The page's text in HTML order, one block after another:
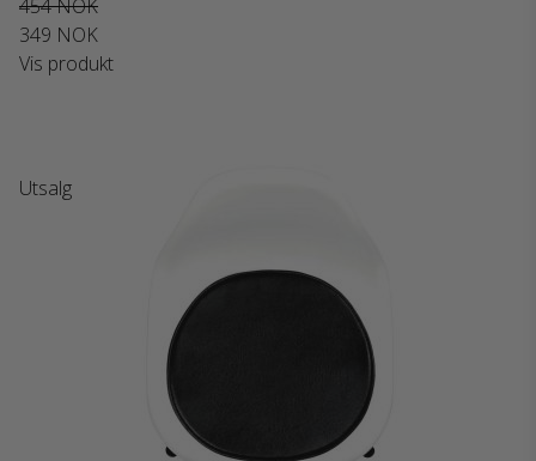
454 NOK
349 NOK
Vis produkt
Utsalg